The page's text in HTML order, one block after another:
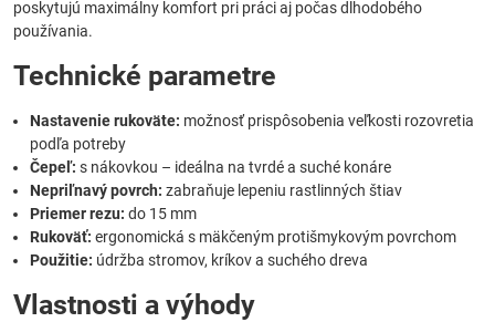
poskytujú maximálny komfort pri práci aj počas dlhodobého
používania.
Technické parametre
Nastavenie rukoväte: možnosť prispôsobenia veľkosti rozovretia
podľa potreby
Čepeľ: s nákovkou – ideálna na tvrdé a suché konáre
Nepriľnavý povrch: zabraňuje lepeniu rastlinných štiav
Priemer rezu: do 15 mm
Rukoväť: ergonomická s mäkčeným protišmykovým povrchom
Použitie: údržba stromov, kríkov a suchého dreva
Vlastnosti a výhody